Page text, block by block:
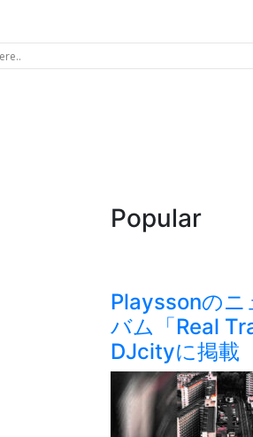
Popular
Playssonのニ
バム「Real
DJcityに掲載